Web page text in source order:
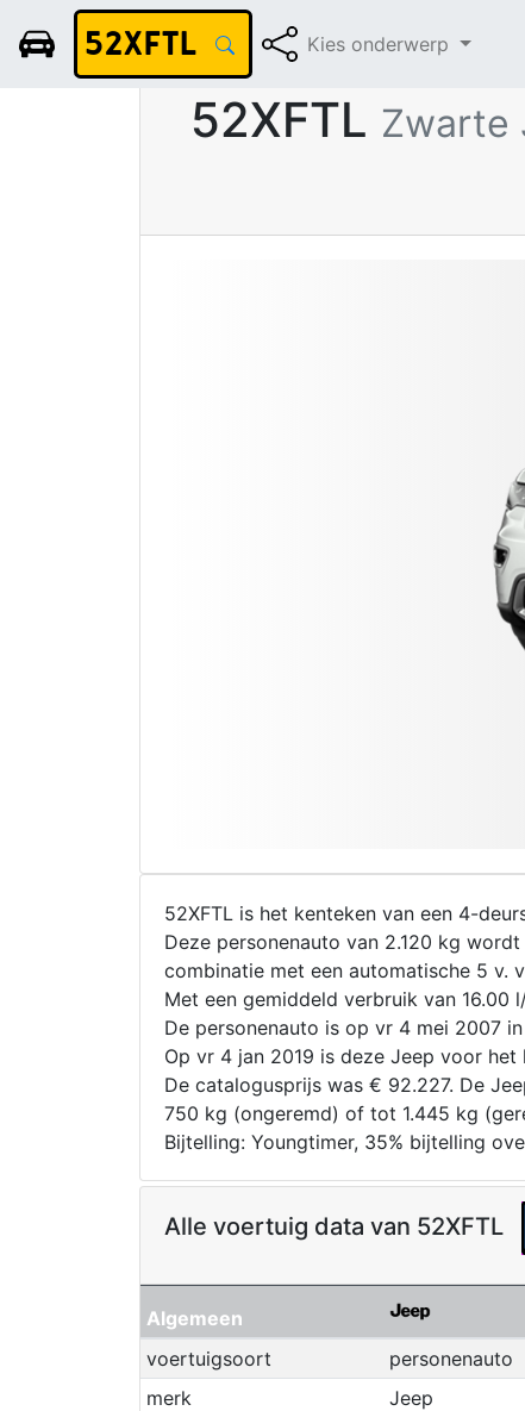
Kies onderwerp
Rapportdatum 06-07-2022
52XFTL Zwarte
52XFTL is het kenteken van een 4-
Deze personenauto van 2.120 kg
combinatie met een automatische 5 v.
Met een gemiddeld verbruik van 16.00
De personenauto is op vr 4 mei 2007
Op vr 4 jan 2019 is deze Jeep voor
De catalogusprijs was € 92.227. De
750 kg (ongeremd) of tot 1.445 kg
Bijtelling: Youngtimer, 35% bijtelling
Alle voertuig data van 52XFTL
Algemeen
voertuigsoort
personenauto
merk
Jeep